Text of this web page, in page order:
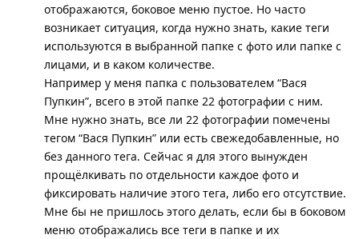
отображаются, боковое меню пустое. Но часто
возникает ситуация, когда нужно знать, какие теги
используются в выбранной папке с фото или папке с
лицами, и в каком количестве.
Например у меня папка с пользователем “Вася
Пупкин”, всего в этой папке 22 фотографии с ним.
Мне нужно знать, все ли 22 фотографии помечены
тегом “Вася Пупкин” или есть свежедобавленные, но
без данного тега. Сейчас я для этого вынужден
прощёлкивать по отдельности каждое фото и
фиксировать наличие этого тега, либо его отсутствие.
Мне бы не пришлось этого делать, если бы в боковом
меню отображались все теги в папке и их